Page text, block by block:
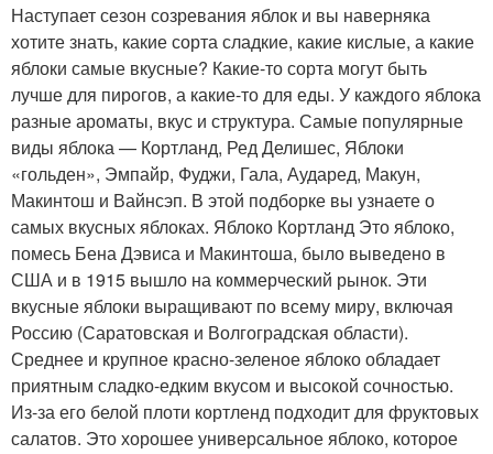
Наступает сезон созревания яблок и вы наверняка
хотите знать, какие сорта сладкие, какие кислые, а какие
яблоки самые вкусные? Какие-то сорта могут быть
лучше для пирогов, а какие-то для еды. У каждого яблока
разные ароматы, вкус и структура. Самые популярные
виды яблока — Кортланд, Ред Делишес, Яблоки
«гольден», Эмпайр, Фуджи, Гала, Аударед, Макун,
Макинтош и Вайнсэп. В этой подборке вы узнаете о
самых вкусных яблоках. Яблоко Кортланд Это яблоко,
помесь Бена Дэвиса и Макинтоша, было выведено в
США и в 1915 вышло на коммерческий рынок. Эти
вкусные яблоки выращивают по всему миру, включая
Россию (Саратовская и Волгоградская области).
Среднее и крупное красно-зеленое яблоко обладает
приятным сладко-едким вкусом и высокой сочностью.
Из-за его белой плоти кортленд подходит для фруктовых
салатов. Это хорошее универсальное яблоко, которое